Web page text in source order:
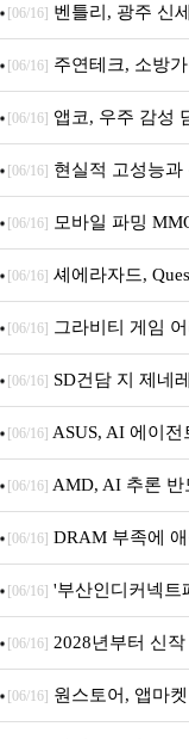
Crosshair X870E
[06/16] 벤틀리, 광주 신
픈
[06/16] 주연테크, 소방
니터·스마트 펫 침대
[06/16] 앱코, 우주 감성
브랜드데이 기획전 진
[06/16] 현실적 고성능과
M.2 NVMe 디앤디컴
[06/16] 모바일 파밍
[06/16] 셰에라자드,
내 정식 출시
[06/16] 그라비티 게임
던전 13’ 참가!
[06/16] SD건담 지 제네
아의 용사’ 재개최 및
[06/16] ASUS, AI 에이
[06/16] AMD, AI 추론 반
[06/16] DRAM 부족에
퍼 대기
[06/16] '부산인디커넥트
개막... 22일간 진행
[06/16] 2028년부터 신
문 추가
[06/16] 원스토어, 앱마